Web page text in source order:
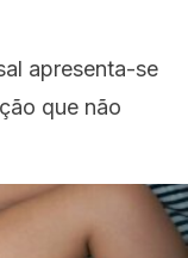
apresenta-se
que não